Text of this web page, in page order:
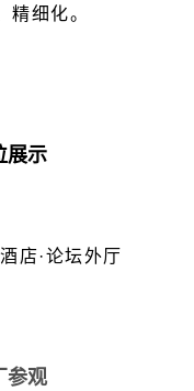
精细化。
展示
店·论坛外厅
参观